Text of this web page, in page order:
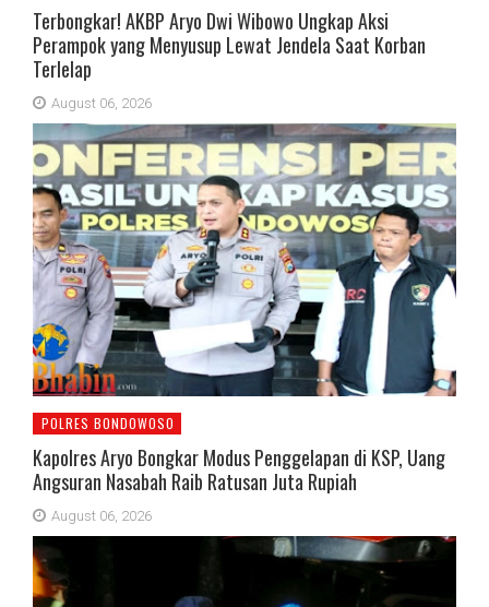
Terbongkar! AKBP Aryo Dwi Wibowo Ungkap Aksi
Perampok yang Menyusup Lewat Jendela Saat Korban
Terlelap
August 06, 2026
POLRES BONDOWOSO
Kapolres Aryo Bongkar Modus Penggelapan di KSP, Uang
Angsuran Nasabah Raib Ratusan Juta Rupiah
August 06, 2026